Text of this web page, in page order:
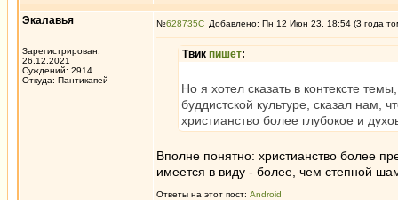
Экалавья
Зарегистрирован:
26.12.2021
Суждений: 2914
Откуда: Пантикапей
№628735 Добавлено: Пн 12 Июн 23, 18:54 (3 года
Твик пишет:
Но я хотел сказать в контексте
буддистской культуре, сказал нам,
христианство более глубокое и
Вполне понятно: христианство более
имеется в виду - более, чем степной
Ответы на этот пост: Android